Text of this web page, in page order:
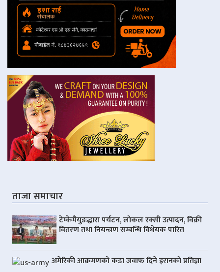
ताजा समाचार
टेम्केमैयुङद्धारा पर्यटन, लोकल रक्सी उत्पादन, विक्री
वितरण तथा नियन्त्रण सम्बन्धि विधेयक पारित
अमेरिकी आक्रमणको कडा जवाफ दिने इरानको प्रतिज्ञा